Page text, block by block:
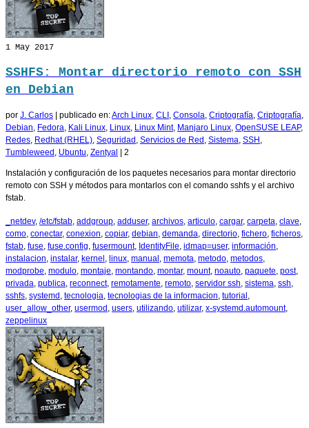
1 May 2017
SSHFS: Montar directorio remoto con SSH
en Debian
por J. Carlos publicado en:Arch Linux, CLI , Consola, Criptografía, Criptografía,
Debian, Fedora, Kali Linux, Linux, Linux Mint, Manjaro Linux, OpenSUSE LEAP,
Redes, Redhat (RHEL), Seguridad , Servicios de Red , Sistema, SSH ,
Tumbleweed , Ubuntu, Zentyal 2
Instalación y configuración de los paquetes necesarios para montar directorio
remoto con SSH y métodos para montarlos con el comando sshfs y el archivo
fstab.
_netdev, /etc/fstab, addgroup, adduser, archivos, articulo, cargar, carpeta, clave,
como, conectar, conexion, copiar, debian, demanda, directorio, fichero, ficheros,
fstab, fuse, fuse.config, fusermount, IdentityFile, idmap=user, información,
instalacion, instalar, kernel , linux, manual , memota, metodo, metodos,
modprobe, modulo, montaje, montando, montar, mount, noauto, paquete, post,
privada, publica, reconnect, remotamente, remoto, servidor ssh, sistema, ssh,
sshfs, systemd , tecnologia, tecnologias de la informacion, tutorial ,
user_allow_other, usermod , users, utilizando, utilizar, x-systemd.automount,
zeppelinux